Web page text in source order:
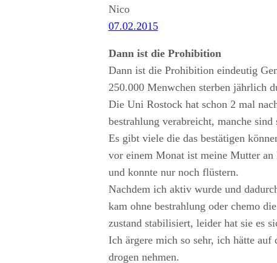
Nico
07.02.2015
Dann ist die Prohibition
Dann ist die Prohibition eindeutig
250.000 Menwchen sterben jährlich
Die Uni Rostock hat schon 2 mal
bestrahlung verabreicht, manche
Es gibt viele die das bestätigen
vor einem Monat ist meine Mutter an
und konnte nur noch flüstern.
Nachdem ich aktiv wurde und
kam ohne bestrahlung oder chemo
zustand stabilisiert, leider hat sie es
Ich ärgere mich so sehr, ich hätte auf
drogen nehmen.